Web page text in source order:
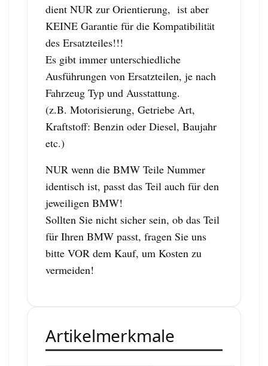
dient NUR zur Orientierung, ist aber
KEINE Garantie für die Kompatibilität
des Ersatzteiles!!!
Es gibt immer unterschiedliche
Ausführungen von Ersatzteilen, je nach
Fahrzeug Typ und Ausstattung.
(z.B. Motorisierung, Getriebe Art,
Kraftstoff: Benzin oder Diesel, Baujahr
etc.)
NUR wenn die BMW Teile Nummer
identisch ist, passt das Teil auch für den
jeweiligen BMW!
Sollten Sie nicht sicher sein, ob das Teil
für Ihren BMW passt, fragen Sie uns
bitte VOR dem Kauf, um Kosten zu
vermeiden!
Artikelmerkmale